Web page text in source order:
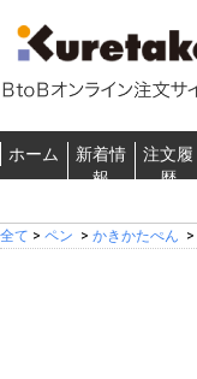
ホーム
新着情
報
注文履
歴
全て > ペン > かきかたぺん >